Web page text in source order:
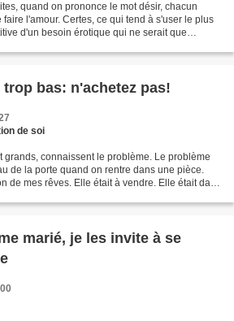
quand on prononce le mot désir, chacun
l'amour. Certes, ce qui tend à s'user le plus
d'un besoin érotique qui ne serait que
trop bas: n'achetez pas!
de soi
grands, connaissent le problème. Le problème
de la porte quand on rentre dans une pièce.
de mes rêves. Elle était à vendre. Elle était dans
marié, je les invite à se